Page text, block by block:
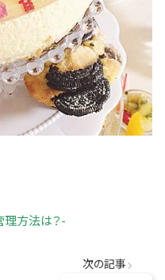
理方法は？-
次の記事